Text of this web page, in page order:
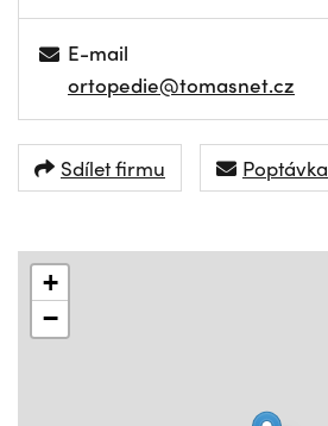
E-mail
ortopedie@tomasnet.cz
Sdílet firmu Poptávka
+
−